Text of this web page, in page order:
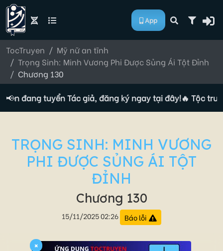
App
TocTruyen
Mỹ nữ an tĩnh
Trọng Sinh: Minh Vương Phi Được Sủng Ái Tột Đỉnh
Chương 130
📢 đang tuyển Tác giả, đăng ký ngay tại đây!🔥 Tộc
TRỌNG SINH: MINH VƯƠNG
PHI ĐƯỢC SỦNG ÁI TỘT
ĐỈNH
Chương 130
15/11/2025 02:26 Báo lỗi
×